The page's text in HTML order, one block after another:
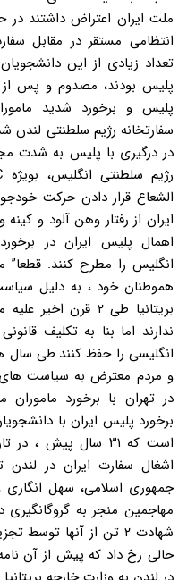
ملت ایران اعتراض داشتند در
انتظامی مستقر در مقابل
تعداد زیادی از این
پلیس بودند، مصدوم و پس از
پلیس و برخورد شدید
سفارتخانه رژیم سلطنتی لندن
در درگیری با پلیس به شدت
الشعاع قرار دادن حرکت
ایران از رفتار وهن آلود و کینه
اهمال پلیس ایران در
انگلیس را مطرح کنند. قطعا”
هموطنان خود ، به دلیل
بریتانیا طی ۲ قرن
ندارند اما بنا به تکلیف
انگلیسی را حفظ کنند.طی سال
و مردم معترض به سیاست
در تهران با برخورد
برخورد پلیس ایران با
اشغال سفارت ایران در
جمهوری اسلامی، سهل انگاری
مهاجمین منجر به گروگانگیری
شهادت ۲ تن از آنها
حالی رخ داد که پیش از آن